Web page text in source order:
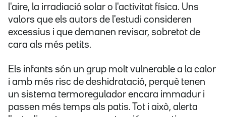
l'aire, la irradiació solar o l'activitat física. Uns
valors que els autors de l'estudi consideren
excessius i que demanen revisar, sobretot de
cara als més petits.
Els infants són un grup molt vulnerable a la calor
i amb més risc de deshidratació, perquè tenen
un sistema termoregulador encara immadur i
passen més temps als patis. Tot i això, alerta